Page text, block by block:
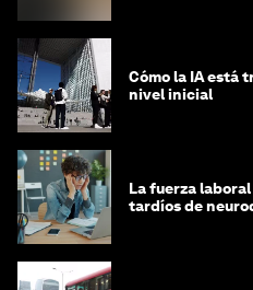
Cómo la IA está
nivel inicial
La fuerza
tardíos de